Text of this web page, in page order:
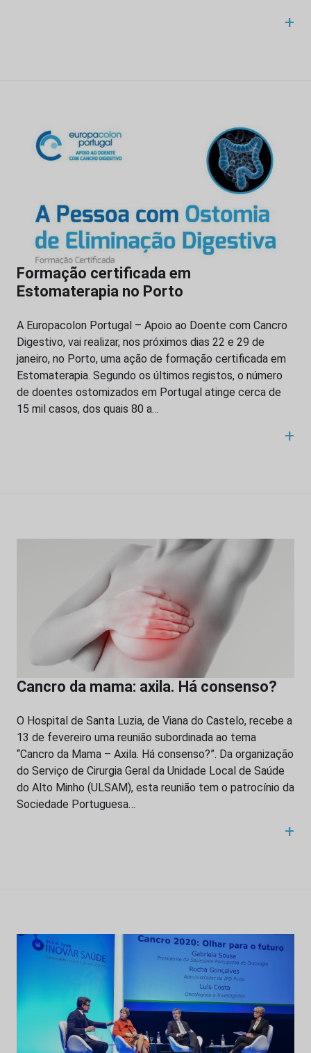
+
Formação certificada em
Estomaterapia no Porto
A Europacolon Portugal – Apoio ao Doente com Cancro
Digestivo, vai realizar, nos próximos dias 22 e 29 de
janeiro, no Porto, uma ação de formação certificada em
Estomaterapia. Segundo os últimos registos, o número
de doentes ostomizados em Portugal atinge cerca de
15 mil casos, dos quais 80 a…
+
Cancro da mama: axila. Há consenso?
O Hospital de Santa Luzia, de Viana do Castelo, recebe a
13 de fevereiro uma reunião subordinada ao tema
“Cancro da Mama – Axila. Há consenso?”. Da organização
do Serviço de Cirurgia Geral da Unidade Local de Saúde
do Alto Minho (ULSAM), esta reunião tem o patrocínio da
Sociedade Portuguesa…
+